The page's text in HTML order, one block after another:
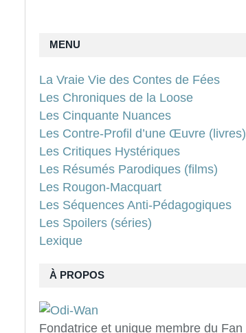
À PROPOS
Fondatrice et unique membre du Fan
MENU
La Vraie Vie des Contes de Fées
Les Chroniques de la Loose
Les Cinquante Nuances
Les Contre-Profil d’une Œuvre (livres)
Les Critiques Hystériques
Les Résumés Parodiques (films)
Les Rougon-Macquart
Les Séquences Anti-Pédagogiques
Les Spoilers (séries)
Lexique